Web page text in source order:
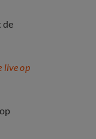
de
live op